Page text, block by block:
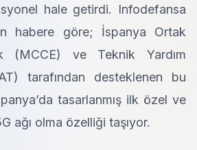
hale getirdi. Infodefansa
habere göre; İspanya Ortak
(MCCE) ve Teknik Yardım
tarafından desteklenen bu
tasarlanmış ilk özel ve
ağı olma özelliği taşıyor.